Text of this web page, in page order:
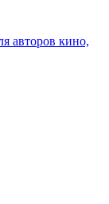
авторов кино,